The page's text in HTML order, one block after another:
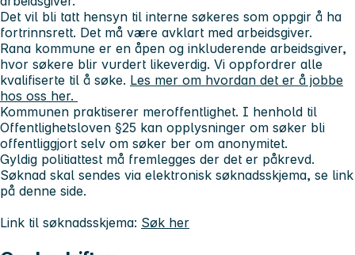
Det vil bli tatt hensyn til interne søkeres som oppgir å ha
fortrinnsrett. Det må være avklart med arbeidsgiver.
Rana kommune er en åpen og inkluderende arbeidsgiver,
hvor søkere blir vurdert likeverdig. Vi oppfordrer alle
kvalifiserte til å søke. Les mer om hvordan det er å jobbe
hos oss her.
Kommunen praktiserer meroffentlighet. I henhold til
Offentlighetsloven §25 kan opplysninger om søker bli
offentliggjort selv om søker ber om anonymitet.
Gyldig politiattest må fremlegges der det er påkrevd.
Søknad skal sendes via elektronisk søknadsskjema, se link
på denne side.
Link til søknadsskjema: Søk her